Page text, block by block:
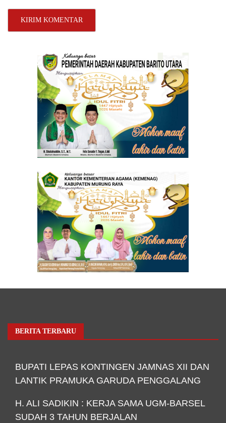
BERITA TERBARU
BUPATI LEPAS KONTINGEN JAMNAS XII DAN
LANTIK PRAMUKA GARUDA PENGGALANG
H. ALI SADIKIN : KERJA SAMA UGM-BARSEL
SUDAH 3 TAHUN BERJALAN